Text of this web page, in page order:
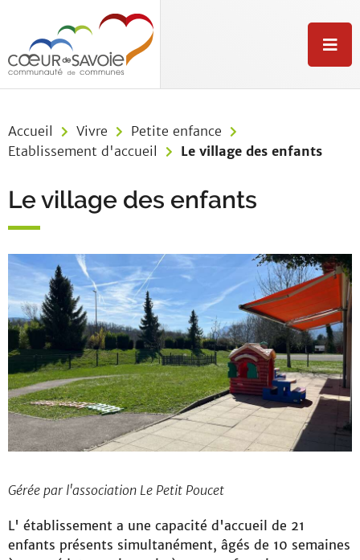
Aller à la recherche
M
e
Accueil
Vivre
Petite enfance
Etablissement d'accueil
Le village des enfants
Le village des enfants
Gérée par l'association Le Petit Poucet
L' établissement a une capacité d'accueil de 21
enfants présents simultanément, âgés de 10 semaines